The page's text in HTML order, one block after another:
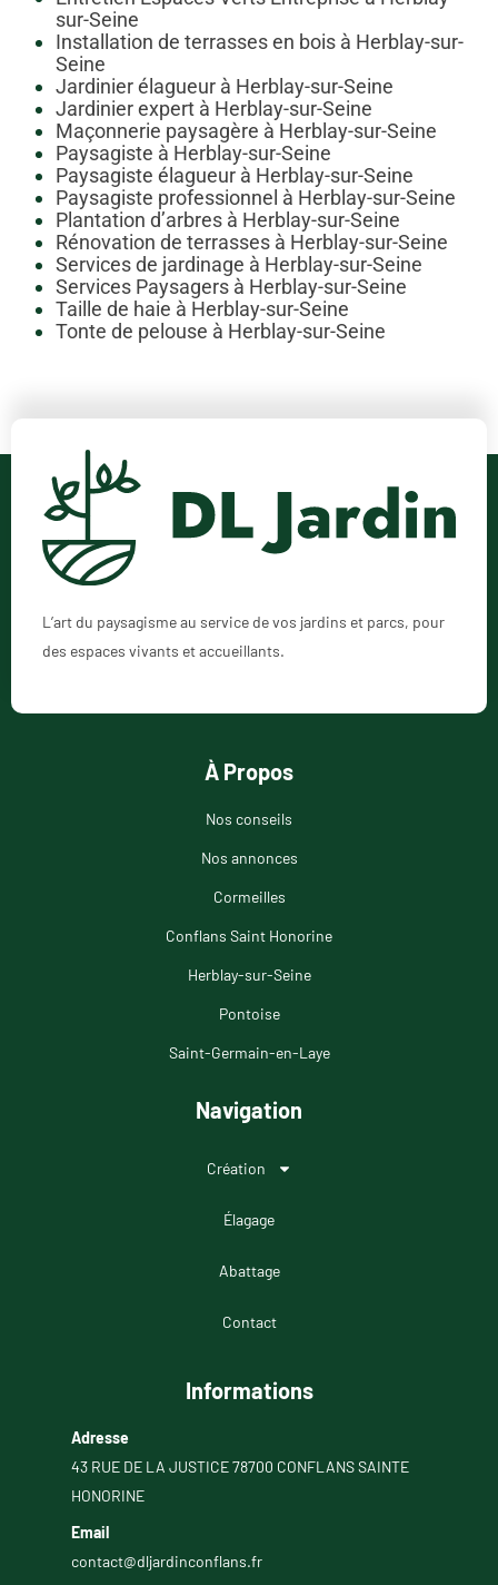
sur-Seine
Installation de terrasses en bois à Herblay-sur-
Seine
Jardinier élagueur à Herblay-sur-Seine
Jardinier expert à Herblay-sur-Seine
Maçonnerie paysagère à Herblay-sur-Seine
Paysagiste à Herblay-sur-Seine
Paysagiste élagueur à Herblay-sur-Seine
Paysagiste professionnel à Herblay-sur-Seine
Plantation d’arbres à Herblay-sur-Seine
Rénovation de terrasses à Herblay-sur-Seine
Services de jardinage à Herblay-sur-Seine
Services Paysagers à Herblay-sur-Seine
Taille de haie à Herblay-sur-Seine
Tonte de pelouse à Herblay-sur-Seine
L’art du paysagisme au service de vos jardins et parcs, pour
des espaces vivants et accueillants.
À Propos
Nos conseils
Nos annonces
Cormeilles
Conflans Saint Honorine
Herblay-sur-Seine
Pontoise
Saint-Germain-en-Laye
Navigation
Création
Élagage
Abattage
Contact
Informations
Adresse
43 RUE DE LA JUSTICE 78700 CONFLANS SAINTE
HONORINE
Email
contact@dljardinconflans.fr